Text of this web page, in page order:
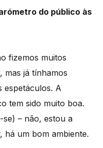
do público às
fizemos muitos
mas já tínhamos
espetáculos. A
tem sido muito boa.
se) – não, estou a
, há um bom ambiente.